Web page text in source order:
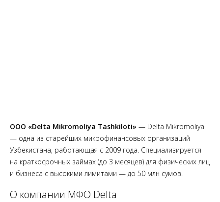
ООО «Delta Mikromoliya Tashkiloti» — Delta Mikromoliya
— одна из старейших микрофинансовых организаций
Узбекистана, работающая с 2009 года. Специализируется
на краткосрочных займах (до 3 месяцев) для физических лиц
и бизнеса с высокими лимитами — до 50 млн сумов.
О компании МФО Delta